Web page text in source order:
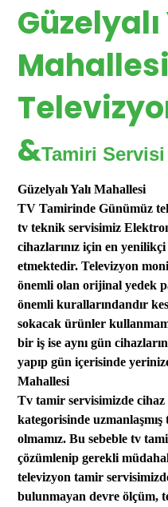
Güzelyalı
Mahallesi
&Tamiri Servisi
Güzelyalı Yalı Mahallesi
TV Tamirinde Günümüz
tv teknik servisimiz
cihazlarınız içinen
etmektedir.Televizyon
önemli olan orijinal yedek
önemli kurallarındandır
sokacak ürünler
bir iş ise aynı gün
yapıpgün içerisinde
Mahallesi
Tv tamir servisimizde cihaz
kategorisinde
olmamız. Busebebletv
çözümlenip gerekli
televizyon tamir
bulunmayan devre ölçüm,